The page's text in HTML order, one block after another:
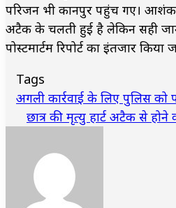
परिजन भी कानपुर पहुंच गए। आशंका
अटैक के चलती हुई है लेकिन सही
पोस्टमार्टम रिपोर्ट का इंतजार किया
Tags
अगली कार्रवाई के लिए पुलिस को
छात्र की मृत्यु हार्ट अटैक से